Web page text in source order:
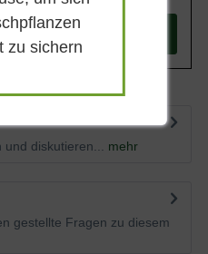
In den
diskutieren...
mehr
gestellte Fragen zu diesem
zu sichern